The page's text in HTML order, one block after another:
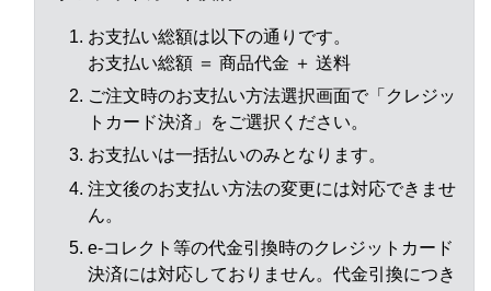
お支払い総額は以下の通りです。
お支払い総額 ＝ 商品代金 ＋ 送料
ご注文時のお支払い方法選択画面で「クレジッ
トカード決済」をご選択ください。
お支払いは一括払いのみとなります。
注文後のお支払い方法の変更には対応できませ
ん。
e-コレクト等の代金引換時のクレジットカード
決済には対応しておりません。代金引換につき